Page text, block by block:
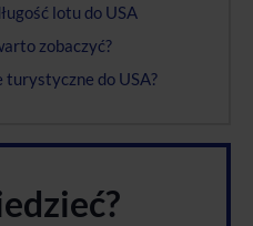
lotu do USA
zobaczyć?
turystyczne do USA?